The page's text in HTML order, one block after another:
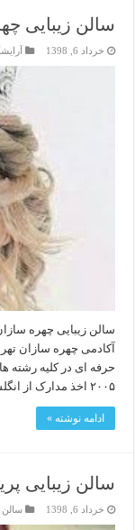
سالن زیبایی
خرداد 6, 1398
سالن زیبایی چهره
حرفه ای در کلیه رشته
۲۰۰۵ اخذ مدارک از انگلستان در کلیه رشته های زیبایی …
ادامه نوشته »
سالن زیبایی
خرداد 6, 1398 سالن